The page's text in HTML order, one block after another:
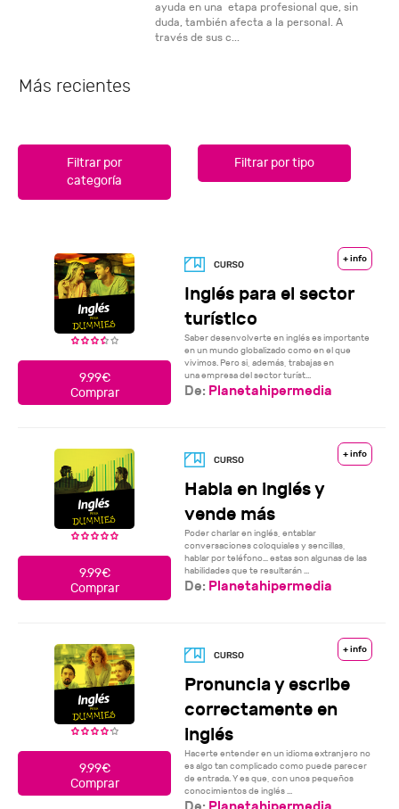
ayuda en una etapa profesional que, sin
duda, también afecta a la personal. A
través de sus c...
Más recientes
Filtrar por
categoría
Filtrar por tipo
9.99€
Comprar
+ info
Inglés para el sector
turístico
Saber desenvolverte en inglés es importante
en un mundo globalizado como en el que
vivimos. Pero si, además, trabajas en
una empresa del sector turíst...
De: Planetahipermedia
9.99€
Comprar
+ info
Habla en inglés y
vende más
Poder charlar en inglés, entablar
conversaciones coloquiales y sencillas,
hablar por teléfono… estas son algunas de las
habilidades que te resultarán ...
De: Planetahipermedia
9.99€
Comprar
+ info
Pronuncia y escribe
correctamente en
inglés
Hacerte entender en un idioma extranjero no
es algo tan complicado como puede parecer
de entrada. Y es que, con unos pequeños
conocimientos de inglés ...